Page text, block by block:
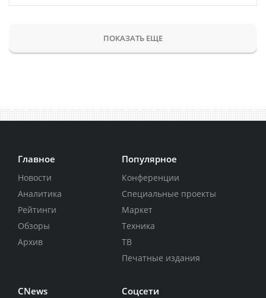
ПОКАЗАТЬ ЕЩЕ
Главное
Новости
Аналитика
Рейтинги
Обзоры
Архив
Популярное
Конференции
Специальные проекты
Маркет
Техника
ТВ
Печатные издания
CNews Соцсети